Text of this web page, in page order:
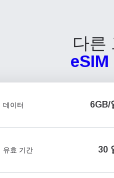
다른
eSIM
데이터 6GB/
유효 기간 30